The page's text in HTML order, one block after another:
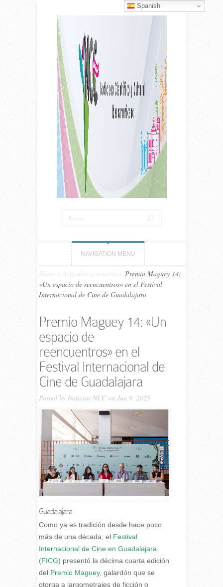
NAVIGATION MENU
Home Artículos o noticias
Premio Maguey 14:
«Un espacio de reencuentros» en el Festival
Internacional de Cine de Guadalajara
Premio Maguey 14: «Un
espacio de
reencuentros» en el
Festival Internacional de
Cine de Guadalajara
Posted by Noticias NCCon Jun 9, 2025
Guadalajara
Como ya es tradición desde hace poco
más de una década, el Festival
Internacional de Cine en Guadalajara
(FICG) presentó la décima cuarta edición
del Premio Maguey, galardón que se
otorga a largometrajes de ficción o
Spanish